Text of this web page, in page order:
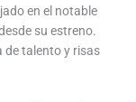
en el notable
su estreno.
de talento y risas